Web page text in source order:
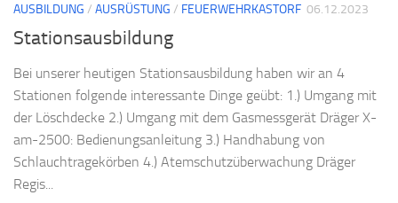
AUSBILDUNG / AUSRÜSTUNG / FEUERWEHRKASTORF 06.12.2023
Stationsausbildung
Bei unserer heutigen Stationsausbildung haben wir an 4
Stationen folgende interessante Dinge geübt: 1.) Umgang mit
der Löschdecke 2.) Umgang mit dem Gasmessgerät Dräger X-
am-2500: Bedienungsanleitung 3.) Handhabung von
Schlauchtragekörben 4.) Atemschutzüberwachung Dräger
Regis...